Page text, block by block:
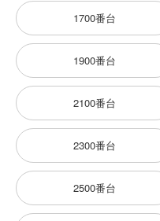
1700番台
1900番台
2100番台
2300番台
2500番台